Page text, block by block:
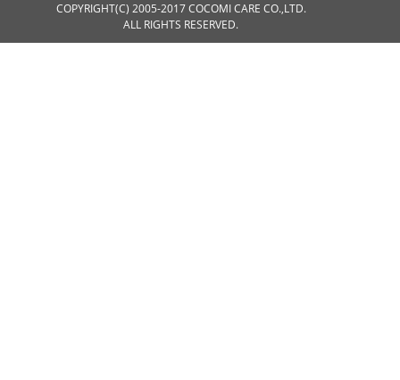
COPYRIGHT(C) 2005-2017 COCOMI CARE CO.,LTD.
ALL RIGHTS RESERVED.